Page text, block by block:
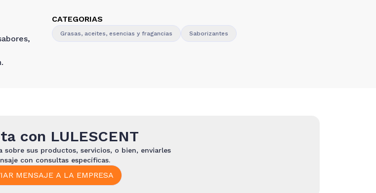
CATEGORIAS
Grasas, aceites, esencias y fragancias Saborizantes
con LULESCENT
sobre sus productos, servicios, o bien, enviarles
con consultas específicas.
MENSAJE A LA EMPRESA